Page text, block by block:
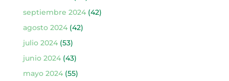
septiembre 2024(42)
agosto 2024(42)
julio 2024(53)
junio 2024(43)
mayo 2024(55)